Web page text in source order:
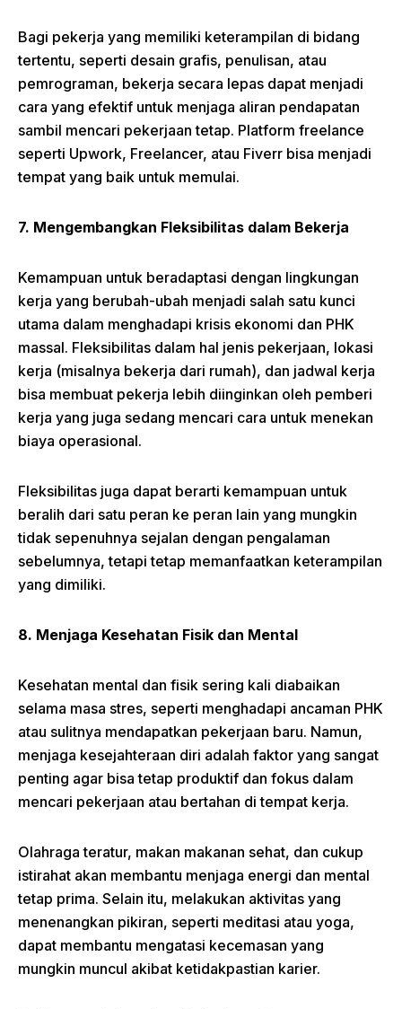
Bagi pekerja yang memiliki keterampilan di bidang
tertentu, seperti desain grafis, penulisan, atau
pemrograman, bekerja secara lepas dapat menjadi
cara yang efektif untuk menjaga aliran pendapatan
sambil mencari pekerjaan tetap. Platform freelance
seperti Upwork, Freelancer, atau Fiverr bisa menjadi
tempat yang baik untuk memulai.
7. Mengembangkan Fleksibilitas dalam Bekerja
Kemampuan untuk beradaptasi dengan lingkungan
kerja yang berubah-ubah menjadi salah satu kunci
utama dalam menghadapi krisis ekonomi dan PHK
massal. Fleksibilitas dalam hal jenis pekerjaan, lokasi
kerja (misalnya bekerja dari rumah), dan jadwal kerja
bisa membuat pekerja lebih diinginkan oleh pemberi
kerja yang juga sedang mencari cara untuk menekan
biaya operasional.
Fleksibilitas juga dapat berarti kemampuan untuk
beralih dari satu peran ke peran lain yang mungkin
tidak sepenuhnya sejalan dengan pengalaman
sebelumnya, tetapi tetap memanfaatkan keterampilan
yang dimiliki.
8. Menjaga Kesehatan Fisik dan Mental
Kesehatan mental dan fisik sering kali diabaikan
selama masa stres, seperti menghadapi ancaman PHK
atau sulitnya mendapatkan pekerjaan baru. Namun,
menjaga kesejahteraan diri adalah faktor yang sangat
penting agar bisa tetap produktif dan fokus dalam
mencari pekerjaan atau bertahan di tempat kerja.
Olahraga teratur, makan makanan sehat, dan cukup
istirahat akan membantu menjaga energi dan mental
tetap prima. Selain itu, melakukan aktivitas yang
menenangkan pikiran, seperti meditasi atau yoga,
dapat membantu mengatasi kecemasan yang
mungkin muncul akibat ketidakpastian karier.